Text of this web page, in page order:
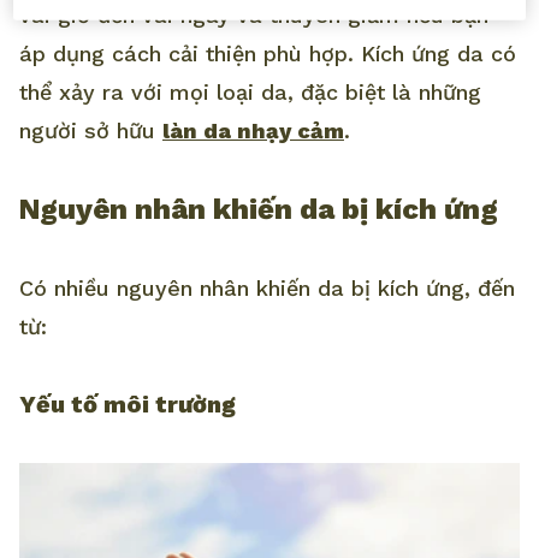
vài giờ đến vài ngày và thuyên giảm nếu bạn
áp dụng cách cải thiện phù hợp. Kích ứng da có
thể xảy ra với mọi loại da, đặc biệt là những
người sở hữu làn da nhạy cảm.
Nguyên nhân khiến da bị kích ứng
Có nhiều nguyên nhân khiến da bị kích ứng, đến
từ:
Yếu tố môi trường